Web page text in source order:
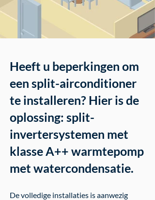
Heeft u beperkingen om
een ​​split-airconditioner
te installeren? Hier is de
oplossing: split-
invertersystemen met
klasse A++ warmtepomp
met watercondensatie.
De volledige installaties is aanwezig